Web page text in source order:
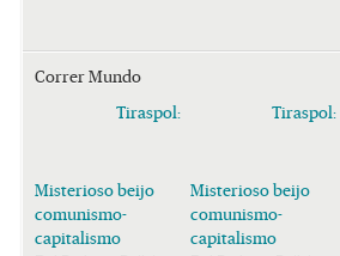
Correr Mundo
Tiraspol:
Misterioso beijo
comunismo-
capitalismo
Tiraspol:
Misterioso beijo
comunismo-
capitalismo